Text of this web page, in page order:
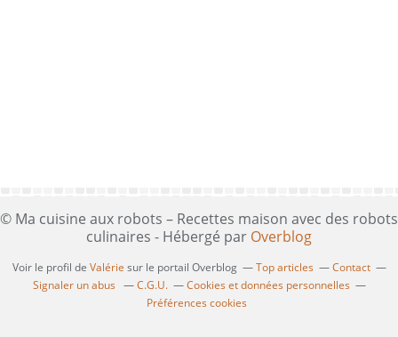
© Ma cuisine aux robots – Recettes maison avec des robots
culinaires - Hébergé par Overblog
Voir le profil de Valérie sur le portail Overblog Top articles
Contact
Signaler un abus
C.G.U.
Cookies et données personnelles
Préférences cookies